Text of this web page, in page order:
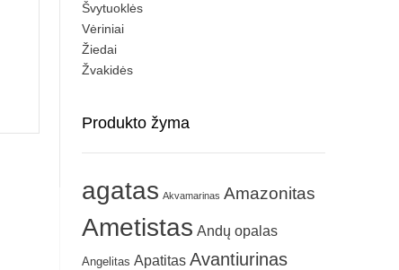
Švytuoklės
Vėriniai
Žiedai
Žvakidės
Produkto žyma
agatas Akvamarinas Amazonitas
Ametistas Andų opalas
Angelitas Apatitas Avantiurinas